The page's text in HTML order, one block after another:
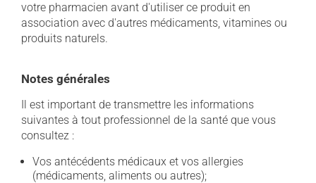
votre pharmacien avant d'utiliser ce produit en
association avec d'autres médicaments, vitamines ou
produits naturels.
Notes générales
Il est important de transmettre les informations
suivantes à tout professionnel de la santé que vous
consultez :
Vos antécédents médicaux et vos allergies
(médicaments, aliments ou autres);